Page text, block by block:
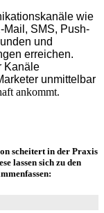
wie
Mail, SMS, Push-
und
erreichen.
Kanäle
unmittelbar
ankommt.
scheitert in der Praxis
lassen sich zu den